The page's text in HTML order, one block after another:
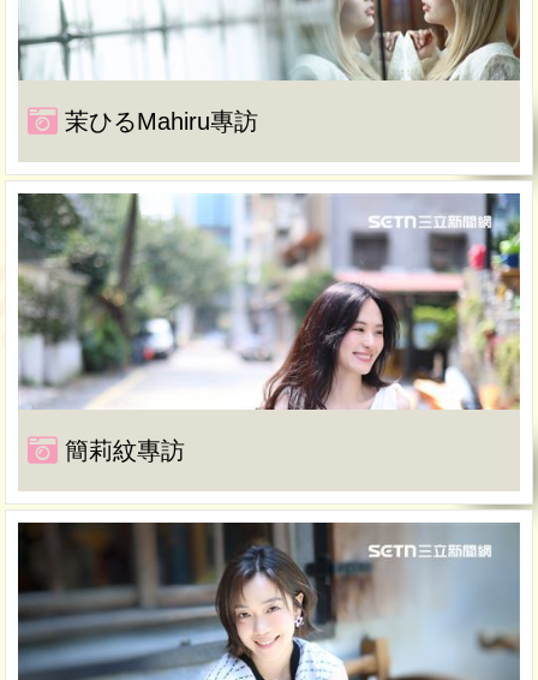
茉ひるMahiru專訪
簡莉紋專訪